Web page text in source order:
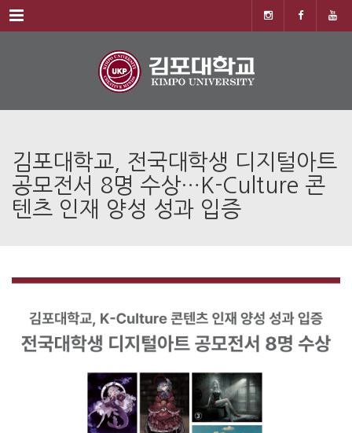
Menu
김포대학교, 전국대학생 디지털아트
공모전서 8명 수상…K-Culture 콘
텐츠 인재 양성 성과 입증